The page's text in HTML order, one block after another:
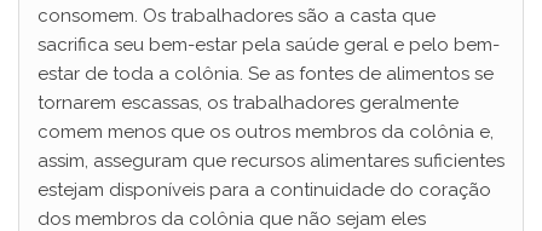
consomem. Os trabalhadores são a casta que
sacrifica seu bem-estar pela saúde geral e pelo bem-
estar de toda a colônia. Se as fontes de alimentos se
tornarem escassas, os trabalhadores geralmente
comem menos que os outros membros da colônia e,
assim, asseguram que recursos alimentares suficientes
estejam disponíveis para a continuidade do coração
dos membros da colônia que não sejam eles